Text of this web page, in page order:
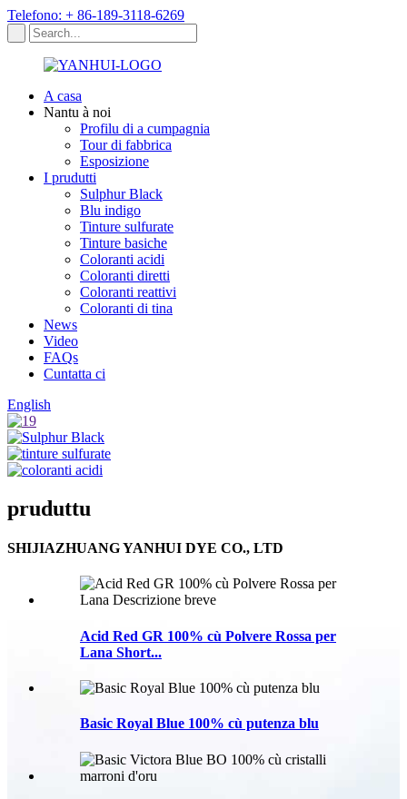
Telefono: + 86-189-3118-6269
A casa
Nantu à noi
Profilu di a cumpagnia
Tour di fabbrica
Esposizione
I prudutti
Sulphur Black
Blu indigo
Tinture sulfurate
Tinture basiche
Coloranti acidi
Coloranti diretti
Coloranti reattivi
Coloranti di tina
News
Video
FAQs
Cuntatta ci
English
pruduttu
SHIJIAZHUANG YANHUI DYE CO., LTD
Acid Red GR 100% cù Polvere Rossa per
Lana Short...
Basic Royal Blue 100% cù putenza blu